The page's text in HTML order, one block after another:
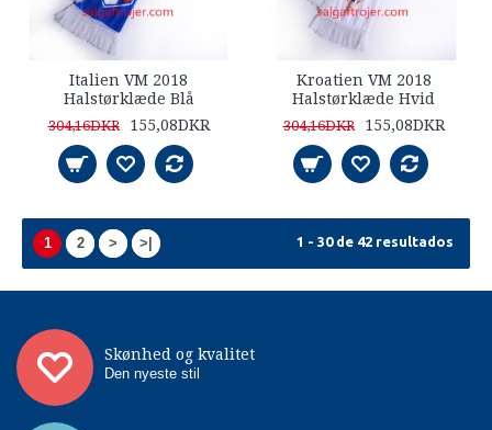
Italien VM 2018
Halstørklæde Blå
304,16DKR 155,08DKR
Kroatien VM 2018
Halstørklæde Hvid
304,16DKR 155,08DKR
1 2 > >| 1 - 30 de 42 resultados
Skønhed og kvalitet
Den nyeste stil